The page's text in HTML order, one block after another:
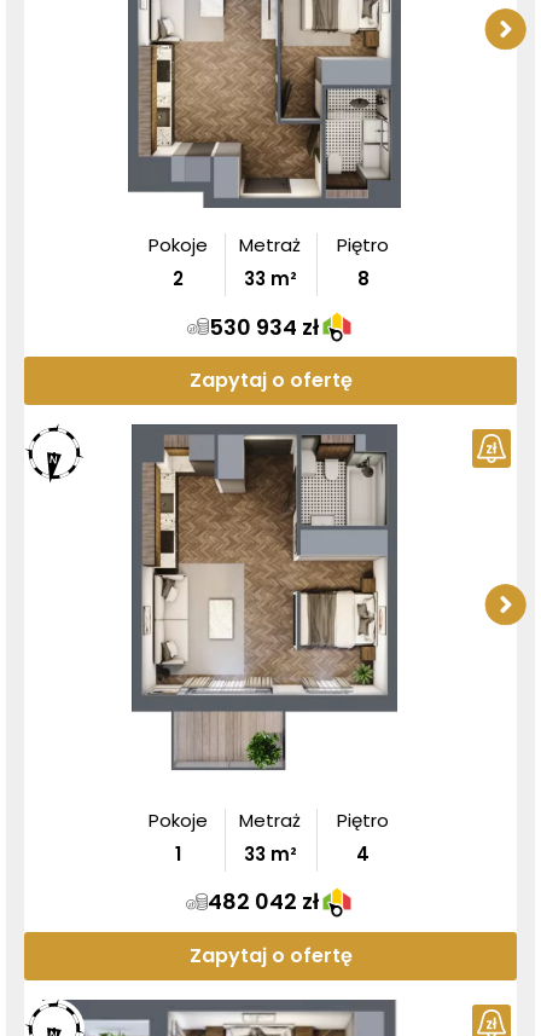
Pokoje
2
Metraż
33m²
Piętro
8
530 934 zł
Zapytaj o ofertę
Pokoje
1
Metraż
33m²
Piętro
4
482 042 zł
Zapytaj o ofertę